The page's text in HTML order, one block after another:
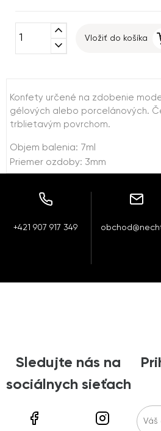
expand_less
expand_more
Vložiť do košíka
Konfety určené na zdobenie
gélových alebo porcelánových.
trblietavým povrchom.
Objem balenia: 7ml
Priemer ozdoby: 3mm
+421 907 917 349
Sledujte nás na
sociálnych sieťach